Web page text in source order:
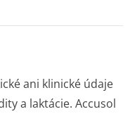
ani klinické údaje
a laktácie. Accusol